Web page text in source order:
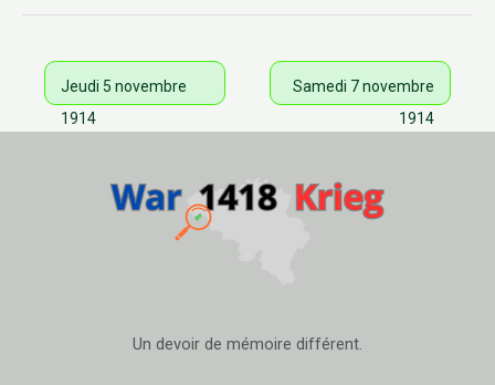
Jeudi 5 novembre
1914
Samedi 7 novembre
1914
Un devoir de mémoire différent.